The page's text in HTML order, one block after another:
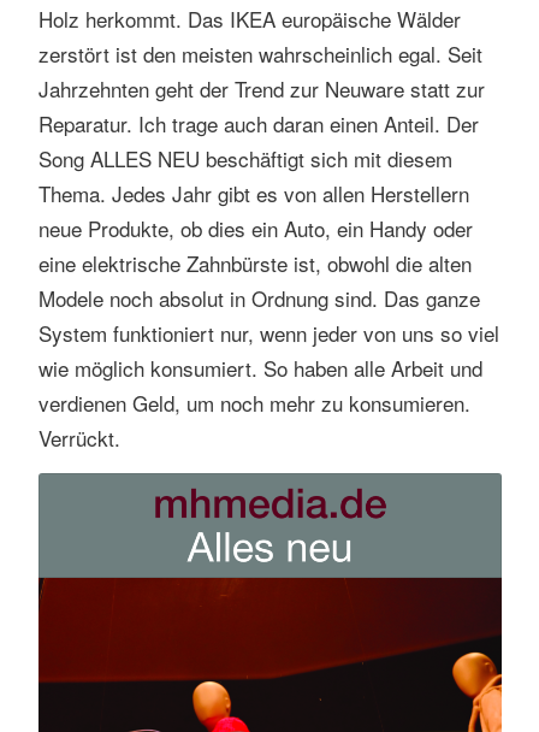
Holz herkommt. Das IKEA europäische Wälder
zerstört ist den meisten wahrscheinlich egal. Seit
Jahrzehnten geht der Trend zur Neuware statt zur
Reparatur. Ich trage auch daran einen Anteil. Der
Song ALLES NEU beschäftigt sich mit diesem
Thema. Jedes Jahr gibt es von allen Herstellern
neue Produkte, ob dies ein Auto, ein Handy oder
eine elektrische Zahnbürste ist, obwohl die alten
Modele noch absolut in Ordnung sind. Das ganze
System funktioniert nur, wenn jeder von uns so viel
wie möglich konsumiert. So haben alle Arbeit und
verdienen Geld, um noch mehr zu konsumieren.
Verrückt.
a
s
s
e